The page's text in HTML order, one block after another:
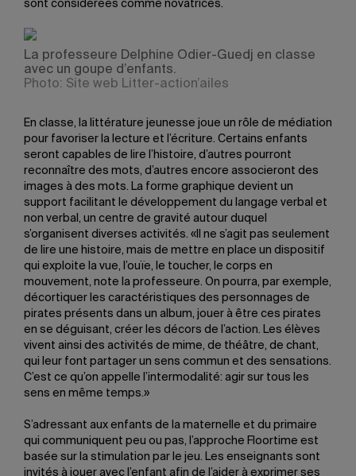
sont considérées comme novatrices.
La professeure Delphine Odier-Guedj en classe
avec un goupe d’enfants.
Photo: Site web Litter-action’ailes
En classe, la littérature jeunesse joue un rôle de médiation
pour favoriser la lecture et l’écriture. Certains enfants
seront capables de lire l’histoire, d’autres pourront
reconnaître des mots, d’autres encore associeront des
images à des mots. La forme graphique devient un
support facilitant le développement du langage verbal et
non verbal, un centre de gravité autour duquel
s’organisent diverses activités. «Il ne s’agit pas seulement
de lire une histoire, mais de mettre en place un dispositif
qui exploite la vue, l’ouïe, le toucher, le corps en
mouvement, note la professeure. On pourra, par exemple,
décortiquer les caractéristiques des personnages de
pirates présents dans un album, jouer à être ces pirates
en se déguisant, créer les décors de l’action. Les élèves
vivent ainsi des activités de mime, de théâtre, de chant,
qui leur font partager un sens commun et des sensations.
C’est ce qu’on appelle l’intermodalité: agir sur tous les
sens en même temps.»
S’adressant aux enfants de la maternelle et du primaire
qui communiquent peu ou pas, l’approche Floortime est
basée sur la stimulation par le jeu. Les enseignants sont
invités à jouer avec l’enfant afin de l’aider à exprimer ses